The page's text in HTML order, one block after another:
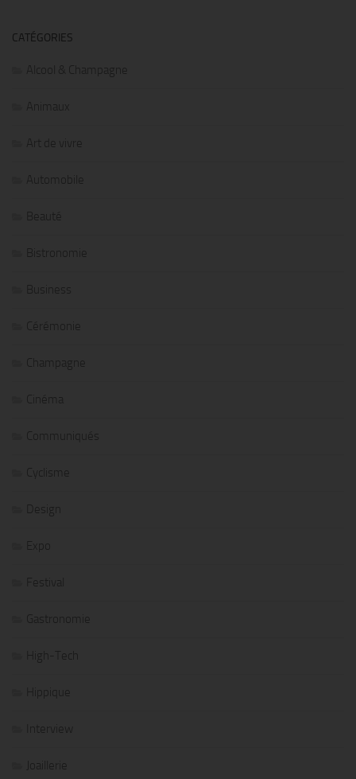
CATÉGORIES
Alcool & Champagne
Animaux
Art de vivre
Automobile
Beauté
Bistronomie
Business
Cérémonie
Champagne
Cinéma
Communiqués
Cyclisme
Design
Expo
Festival
Gastronomie
High-Tech
Hippique
Interview
Joaillerie